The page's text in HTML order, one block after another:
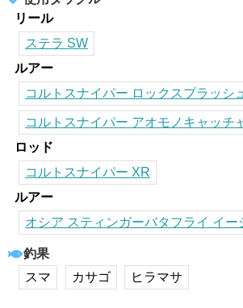
リール
ステラ SW
ルアー
コルトスナイパー ロックスプラッシ
コルトスナイパー アオモノキャッチ
ロッド
コルトスナイパー XR
ルアー
オシア スティンガーバタフライ イー
釣果
スマ
カサゴ ヒラマサ